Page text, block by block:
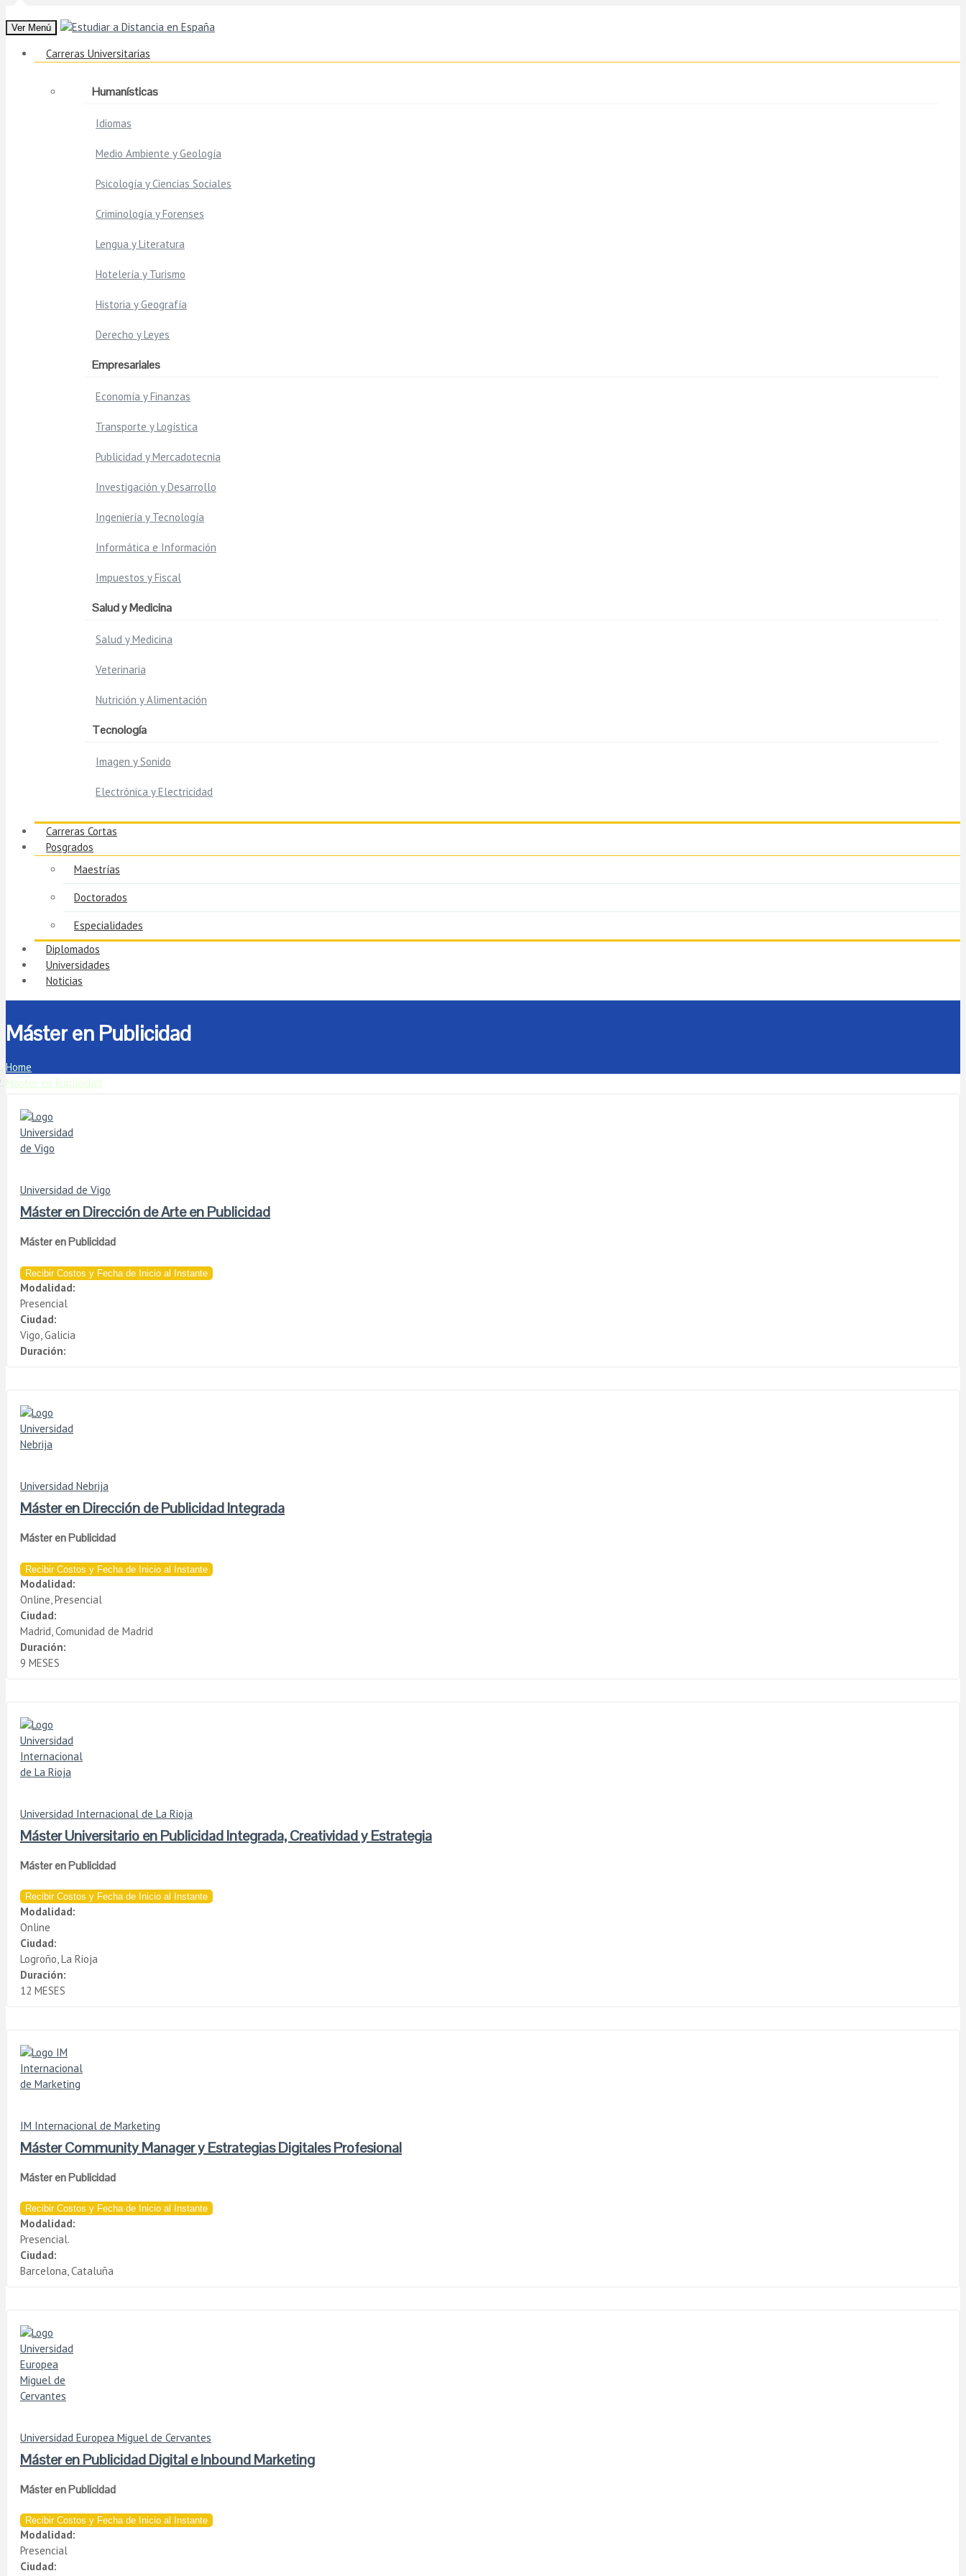
Ver Menú
Carreras Universitarias
Humanísticas
Idiomas
Medio Ambiente y Geología
Psicología y Ciencias Sociales
Criminología y Forenses
Lengua y Literatura
Hotelería y Turismo
Historia y Geografía
Derecho y Leyes
Empresariales
Economía y Finanzas
Transporte y Logística
Publicidad y Mercadotecnia
Investigación y Desarrollo
Ingeniería y Tecnología
Informática e Información
Impuestos y Fiscal
Salud y Medicina
Salud y Medicina
Veterinaria
Nutrición y Alimentación
Tecnología
Imagen y Sonido
Electrónica y Electricidad
Carreras Cortas
Posgrados
Maestrías
Doctorados
Especialidades
Diplomados
Universidades
Noticias
Máster en Publicidad
Home
Máster en Publicidad
Universidad de Vigo
Máster en Dirección de Arte en Publicidad
Máster en Publicidad
Recibir Costos y Fecha de Inicio al Instante
Modalidad:
Presencial
Ciudad:
Vigo, Galicia
Duración:
Universidad Nebrija
Máster en Dirección de Publicidad Integrada
Máster en Publicidad
Recibir Costos y Fecha de Inicio al Instante
Modalidad:
Online, Presencial
Ciudad:
Madrid, Comunidad de Madrid
Duración:
9 MESES
Universidad Internacional de La Rioja
Máster Universitario en Publicidad Integrada, Creatividad y Estrategia
Máster en Publicidad
Recibir Costos y Fecha de Inicio al Instante
Modalidad:
Online
Ciudad:
Logroño, La Rioja
Duración:
12 MESES
IM Internacional de Marketing
Máster Community Manager y Estrategias Digitales Profesional
Máster en Publicidad
Recibir Costos y Fecha de Inicio al Instante
Modalidad:
Presencial.
Ciudad:
Barcelona, Cataluña
Universidad Europea Miguel de Cervantes
Máster en Publicidad Digital e Inbound Marketing
Máster en Publicidad
Recibir Costos y Fecha de Inicio al Instante
Modalidad:
Presencial
Ciudad: